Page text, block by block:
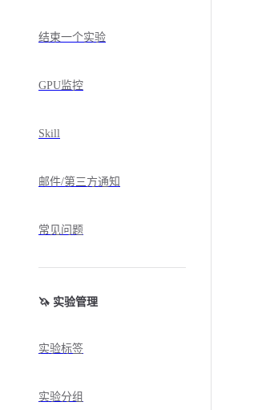
结束一个实验
GPU监控
Skill
邮件/第三方通知
常见问题
🦄 实验管理
实验标签
实验分组